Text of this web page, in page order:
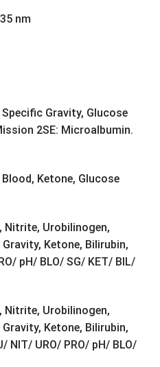
nm
Gravity, Glucose
2SE: Microalbumin.
Ketone, Glucose
Nitrite, Urobilinogen,
Ketone, Bilirubin,
pH/ BLO/ SG/ KET/ BIL/
Nitrite, Urobilinogen,
Ketone, Bilirubin,
NIT/ URO/ PRO/ pH/ BLO/